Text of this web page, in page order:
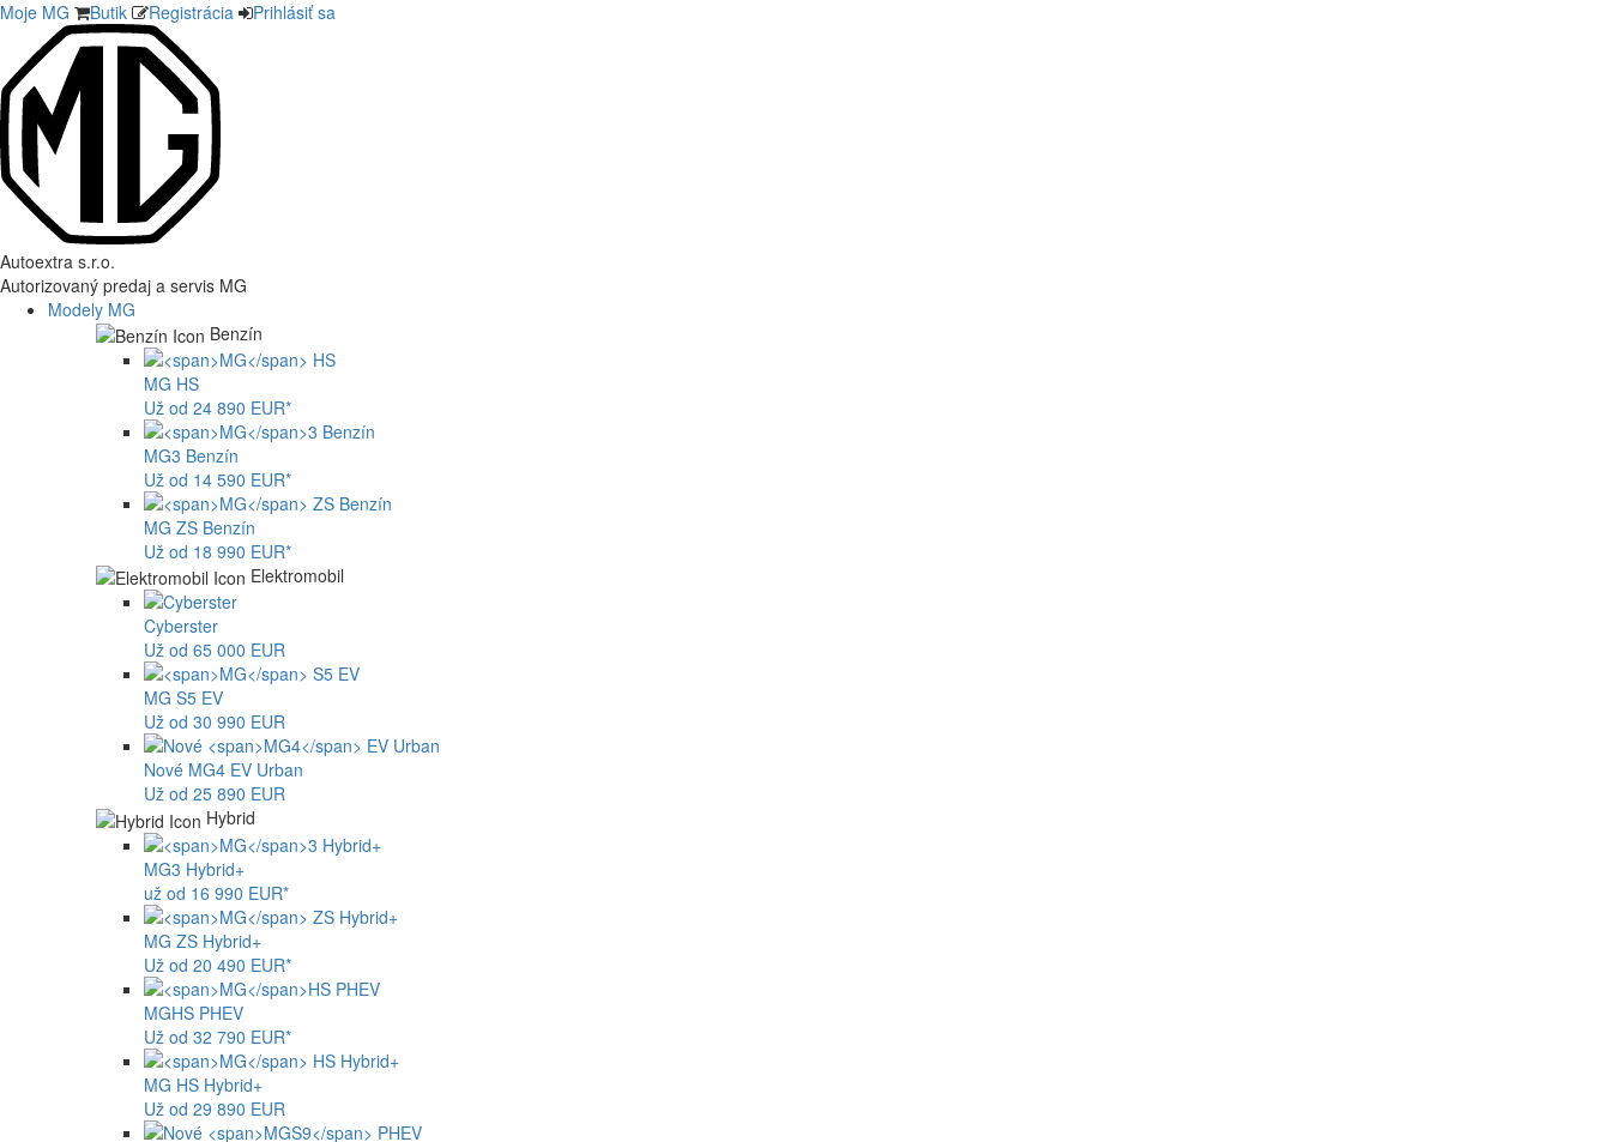
Moje MG Butik Registrácia Prihlásiť sa
Autoextra s.r.o.
Autorizovaný predaj a servis MG
Modely MG
Benzín
MG HS
Už od 24 890 EUR*
MG3 Benzín
Už od 14 590 EUR*
MG ZS Benzín
Už od 18 990 EUR*
Elektromobil
Cyberster
Už od 65 000 EUR
MG S5 EV
Už od 30 990 EUR
Nové MG4 EV Urban
Už od 25 890 EUR
Hybrid
MG3 Hybrid+
už od 16 990 EUR*
MG ZS Hybrid+
Už od 20 490 EUR*
MGHS PHEV
Už od 32 790 EUR*
MG HS Hybrid+
Už od 29 890 EUR